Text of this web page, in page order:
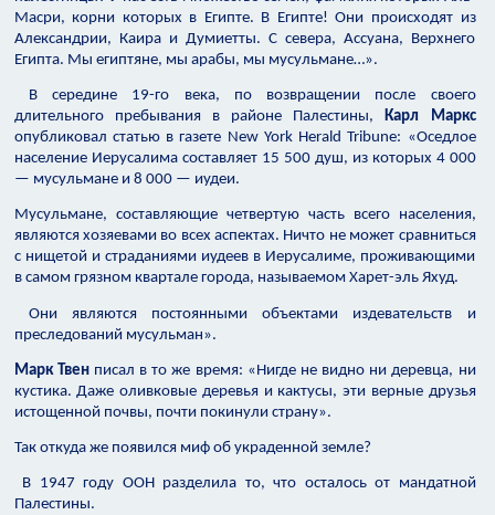
Масри, корни которых в Египте. В Египте! Они происходят из
Александрии, Каира и Думиетты. С севера, Ассуана, Верхнего
Египта. Мы египтяне, мы арабы, мы мусульмане…».
В середине 19-го века, по возвращении после своего
длительного пребывания в районе Палестины,
Карл Маркс
опубликовал статью в газете New York Herald Tribune: «Оседлое
население Иерусалима составляет 15 500 душ, из которых 4 000
— мусульмане и 8 000 — иудеи.
Мусульмане, составляющие четвертую часть всего населения,
являются хозяевами во всех аспектах. Ничто не может сравниться
с нищетой и страданиями иудеев в Иерусалиме, проживающими
в самом грязном квартале города, называемом Харет-эль Яхуд.
Они являются постоянными объектами издевательств и
преследований мусульман».
Марк Твенписал в то же время: «Нигде не видно ни деревца, ни
кустика. Даже оливковые деревья и кактусы, эти верные друзья
истощенной почвы, почти покинули страну».
Так откуда же появился миф об украденной земле?
В 1947 году ООН разделила то, что осталось от мандатной
Палестины.